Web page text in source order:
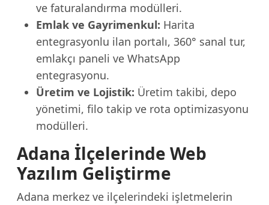
ve faturalandırma modülleri.
Emlak ve Gayrimenkul: Harita
entegrasyonlu ilan portalı, 360° sanal tur,
emlakçı paneli ve WhatsApp
entegrasyonu.
Üretim ve Lojistik: Üretim takibi, depo
yönetimi, filo takip ve rota optimizasyonu
modülleri.
Adana İlçelerinde Web
Yazılım Geliştirme
Adana merkez ve ilçelerindeki işletmelerin